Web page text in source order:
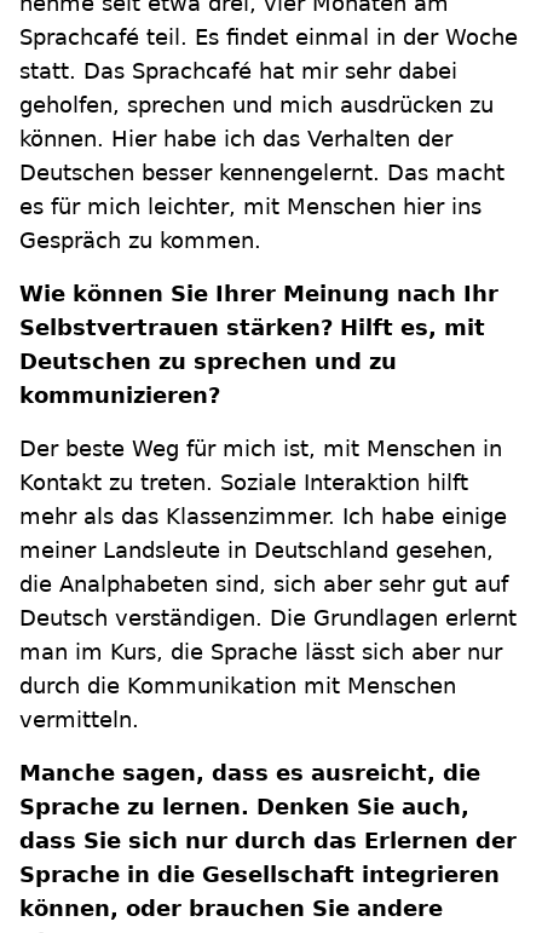
Sprachcafé teil. Es findet einmal in der Woche
statt. Das Sprachcafé hat mir sehr dabei
geholfen, sprechen und mich ausdrücken zu
können. Hier habe ich das Verhalten der
Deutschen besser kennengelernt. Das macht
es für mich leichter, mit Menschen hier ins
Gespräch zu kommen.
Wie können Sie Ihrer Meinung nach Ihr
Selbstvertrauen stärken? Hilft es, mit
Deutschen zu sprechen und zu
kommunizieren?
Der beste Weg für mich ist, mit Menschen in
Kontakt zu treten. Soziale Interaktion hilft
mehr als das Klassenzimmer. Ich habe einige
meiner Landsleute in Deutschland gesehen,
die Analphabeten sind, sich aber sehr gut auf
Deutsch verständigen. Die Grundlagen erlernt
man im Kurs, die Sprache lässt sich aber nur
durch die Kommunikation mit Menschen
vermitteln.
Manche sagen, dass es ausreicht, die
Sprache zu lernen. Denken Sie auch,
dass Sie sich nur durch das Erlernen der
Sprache in die Gesellschaft integrieren
können, oder brauchen Sie andere